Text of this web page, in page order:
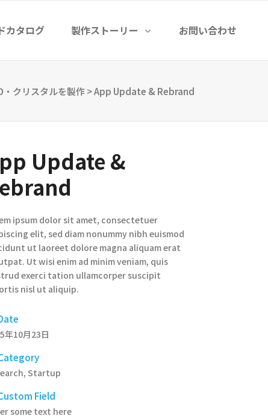
カタログ 製作ストーリー お問い合わせ
クリスタルを製作>App Update & Rebrand
Update &
ipsum dolor sit amet, consectetuer
elit, sed diam nonummy nibh euismod
ut laoreet dolore magna aliquam erat
Ut wisi enim ad minim veniam, quis
exerci tation ullamcorper suscipit
nisl ut aliquip.
年10月23日
Startup
Field
some text here